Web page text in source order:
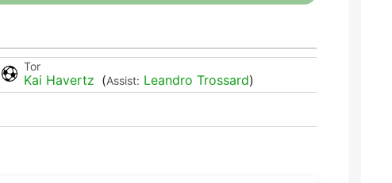
Tor
Kai Havertz (Assist: Leandro Trossard)